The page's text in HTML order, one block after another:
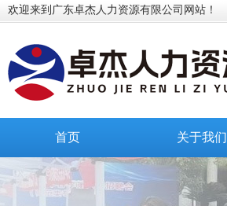
欢迎来到广东卓杰人力资源有限公司网站！
首页 关于我们